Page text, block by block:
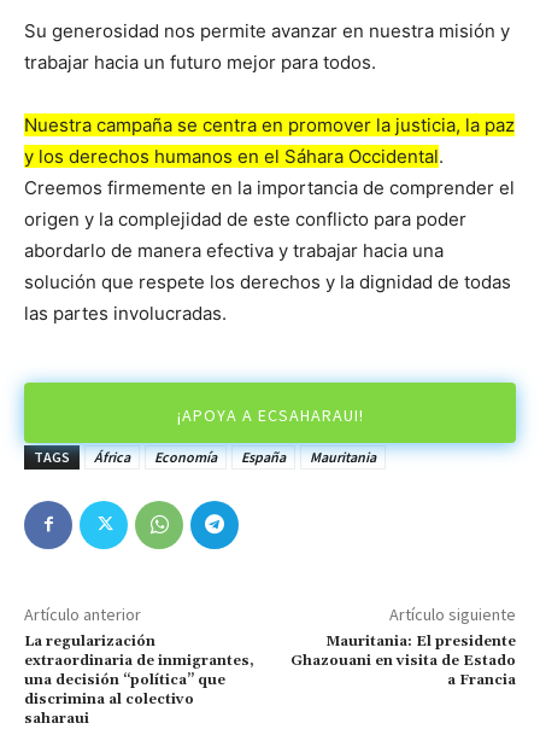
Su generosidad nos permite avanzar en nuestra misión y
trabajar hacia un futuro mejor para todos.
Nuestra campaña se centra en promover la justicia, la paz
y los derechos humanos en el Sáhara Occidental.
Creemos firmemente en la importancia de comprender el
origen y la complejidad de este conflicto para poder
abordarlo de manera efectiva y trabajar hacia una
solución que respete los derechos y la dignidad de todas
las partes involucradas.
¡APOYA A ECSAHARAUI!
TAGS África Economía España Mauritania
Artículo anterior
La regularización
extraordinaria de inmigrantes,
una decisión “política” que
discrimina al colectivo
saharaui
Artículo siguiente
Mauritania: El presidente
Ghazouani en visita de Estado
a Francia